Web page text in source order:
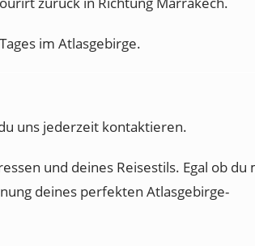
im Atlasgebirge.
uns jederzeit kontaktieren.
und deines Reisestils. Egal ob du
deines perfekten Atlasgebirge-